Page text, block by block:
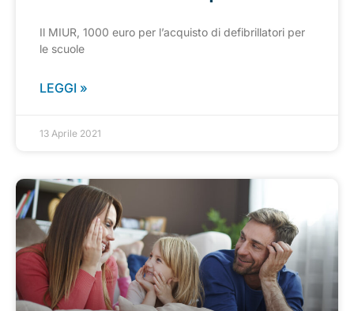
Il MIUR, 1000 euro per l’acquisto di defibrillatori per
le scuole
LEGGI »
13 Aprile 2021